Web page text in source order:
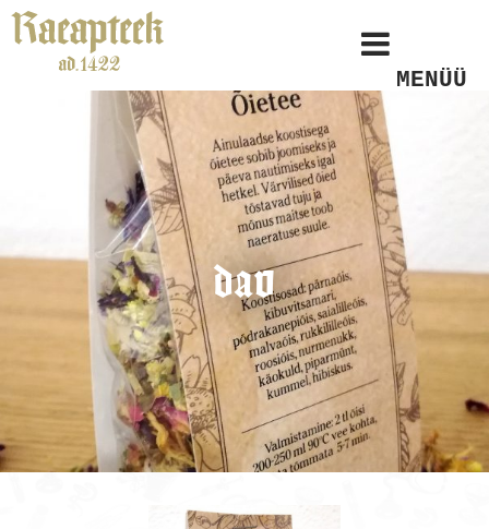
MENÜÜ
dav